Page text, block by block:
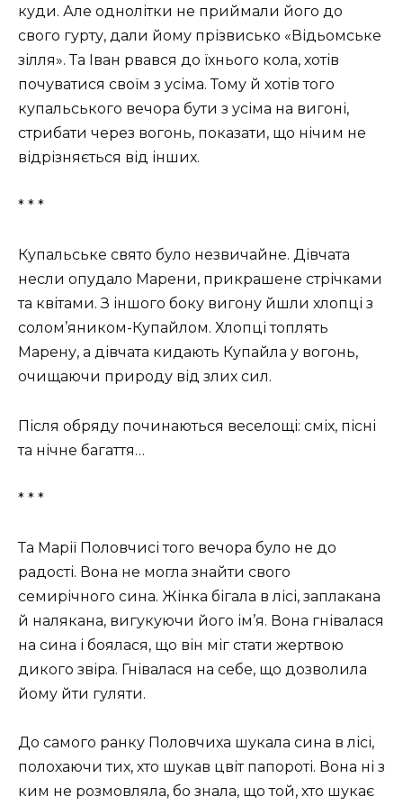
куди. Але однолітки не приймали його до
свого гурту, дали йому прізвисько «Відьомське
зілля». Та Іван рвався до їхнього кола, хотів
почуватися своїм з усіма. Тому й хотів того
купальського вечора бути з усіма на вигоні,
стрибати через вогонь, показати, що нічим не
відрізняється від інших.
* * *
Купальське свято було незвичайне. Дівчата
несли опудало Марени, прикрашене стрічками
та квітами. З іншого боку вигону йшли хлопці з
солом’яником-Купайлом. Хлопці топлять
Марену, а дівчата кидають Купайла у вогонь,
очищаючи природу від злих сил.
Після обряду починаються веселощі: сміх, пісні
та нічне багаття…
* * *
Та Марії Половчисі того вечора було не до
радості. Вона не могла знайти свого
семирічного сина. Жінка бігала в лісі, заплакана
й налякана, вигукуючи його ім’я. Вона гнівалася
на сина і боялася, що він міг стати жертвою
дикого звіра. Гнівалася на себе, що дозволила
йому йти гуляти.
До самого ранку Половчиха шукала сина в лісі,
полохаючи тих, хто шукав цвіт папороті. Вона ні з
ким не розмовляла, бо знала, що той, хто шукає